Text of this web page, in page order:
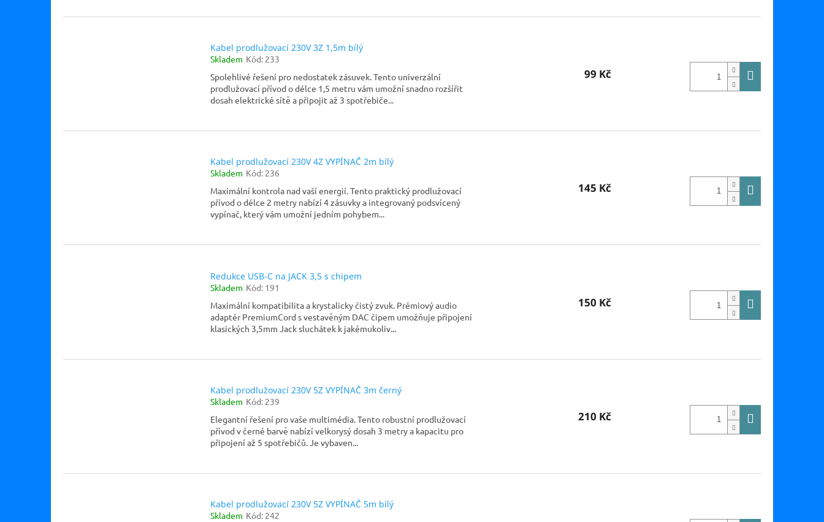
Kabel prodlužovací 230V 3Z 1,5m bílý
Skladem Kód: 233
Spolehlivé řešení pro nedostatek zásuvek. Tento univerzální
prodlužovací přívod o délce 1,5 metru vám umožní snadno rozšířit
dosah elektrické sítě a připojit až 3 spotřebiče...
99 Kč
Kabel prodlužovací 230V 4Z VYPÍNAČ 2m bílý
Skladem Kód: 236
Maximální kontrola nad vaší energií. Tento praktický prodlužovací
přívod o délce 2 metry nabízí 4 zásuvky a integrovaný podsvícený
vypínač, který vám umožní jedním pohybem...
145 Kč
Redukce USB-C na JACK 3,5 s chipem
Skladem Kód: 191
Maximální kompatibilita a krystalicky čistý zvuk. Prémiový audio
adaptér PremiumCord s vestavěným DAC čipem umožňuje připojení
klasických 3,5mm Jack sluchátek k jakémukoliv...
150 Kč
Kabel prodlužovací 230V 5Z VYPÍNAČ 3m černý
Skladem Kód: 239
Elegantní řešení pro vaše multimédia. Tento robustní prodlužovací
přívod v černé barvě nabízí velkorysý dosah 3 metry a kapacitu pro
připojení až 5 spotřebičů. Je vybaven...
210 Kč
Kabel prodlužovací 230V 5Z VYPÍNAČ 5m bílý
Skladem Kód: 242